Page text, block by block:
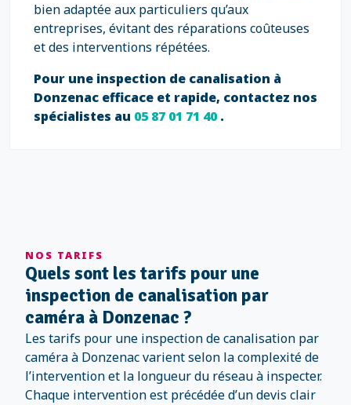
bien adaptée aux particuliers qu’aux
entreprises, évitant des réparations coûteuses
et des interventions répétées.
Pour une inspection de canalisation à
Donzenac efficace et rapide, contactez nos
spécialistes au 05 87 01 71 40.
NOS TARIFS
Quels sont les tarifs pour une
inspection de canalisation par
caméra à Donzenac ?
Les tarifs pour une inspection de canalisation par
caméra à Donzenac varient selon la complexité de
l’intervention et la longueur du réseau à inspecter.
Chaque intervention est précédée d’un devis clair